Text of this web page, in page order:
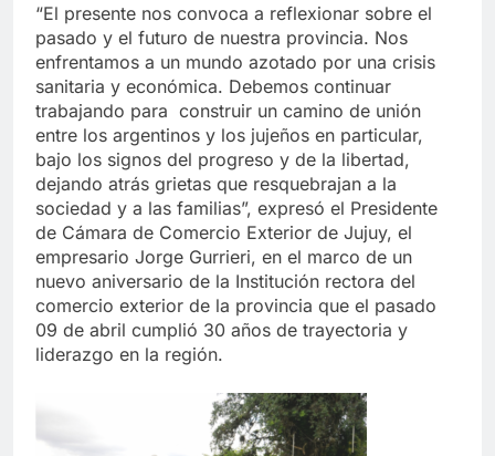
“El presente nos convoca a reflexionar sobre el
pasado y el futuro de nuestra provincia. Nos
enfrentamos a un mundo azotado por una crisis
sanitaria y económica. Debemos continuar
trabajando para construir un camino de unión
entre los argentinos y los jujeños en particular,
bajo los signos del progreso y de la libertad,
dejando atrás grietas que resquebrajan a la
sociedad y a las familias”, expresó el Presidente
de Cámara de Comercio Exterior de Jujuy, el
empresario Jorge Gurrieri, en el marco de un
nuevo aniversario de la Institución rectora del
comercio exterior de la provincia que el pasado
09 de abril cumplió 30 años de trayectoria y
liderazgo en la región.